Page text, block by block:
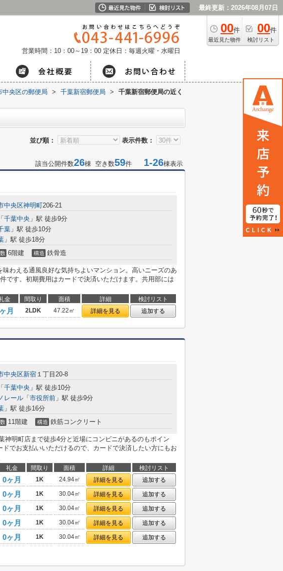
最終更新：2026年08月07日
00件
最近見た物件
00件
検討リスト
営業時間：10：00～19：00 定休日：毎週火曜・水曜日
中央区の郵便局 > 千葉新宿郵便局 >
千葉新宿郵便局の近く
並び順： 表示件数：
該当公開件数26棟 空き数59件 1-26棟表示
中央区神明町206-21
「 千葉中央 」駅 徒歩9分
葉 」駅 徒歩10分
」駅 徒歩18分
6階建 構造 鉄骨造
味わえる通風良好な気持ちよいマンション。高いニーズのあ
です。初期費用はカードで決済いただけます。共用部には
金 間取り 面積 詳細
検討リスト
月 2LDK 47.22㎡ 詳細を見る 追加する
中央区新宿 １丁目20-8
「 千葉中央 」駅 徒歩10分
レール 「 市役所前 」駅 徒歩9分
」駅 徒歩16分
11階建 構造 鉄筋コンクリート
神明町店まで徒歩4分と近場にコンビニがあるのもポイン
ドでお支払いいただけるので、カードで決済したい方にもお
礼金 間取り 面積 詳細
検討リスト
0ヶ月 1K 24.94㎡ 詳細を見る
追加する
0ヶ月 1K 30.04㎡ 詳細を見る
追加する
0ヶ月 1K 30.04㎡ 詳細を見る
追加する
0ヶ月 1K 30.04㎡ 詳細を見る
追加する
0ヶ月 1K 30.04㎡ 詳細を見る 追加する